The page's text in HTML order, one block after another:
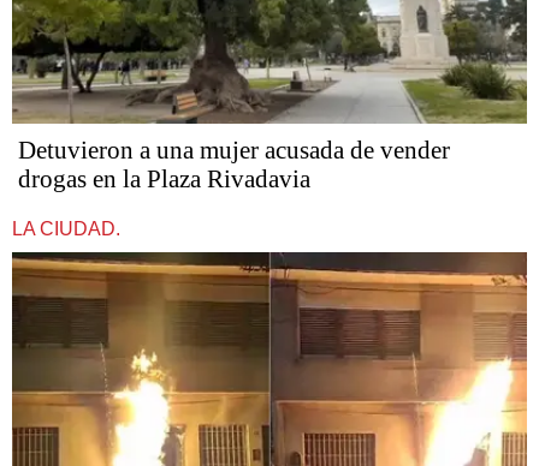
Detuvieron a una mujer acusada de vender
drogas en la Plaza Rivadavia
LA CIUDAD.